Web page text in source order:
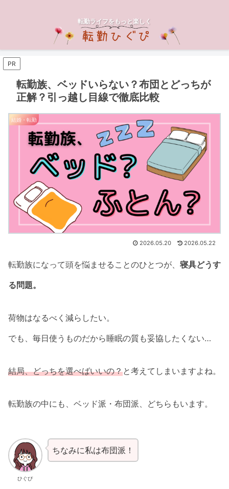
転勤ライフをもっと楽しく
PR
転勤族、ベッドいらない？布団とどっちが
正解？引っ越し目線で徹底比較
結婚・転勤
2026.05.20 2026.05.22
転勤族になって頭を悩ませることのひとつが、 寝具どうす
る問題。
荷物はなるべく減らしたい。
でも、毎日使うものだから睡眠の質も妥協したくない…
結局、どっちを選べばいいの？と考えてしまいますよね。
転勤族の中にも、ベッド派・布団派、どちらもいます。
ひぐぴ
ちなみに私は布団派！